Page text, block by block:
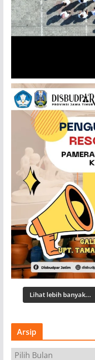
Lihat lebih banyak...
Arsip